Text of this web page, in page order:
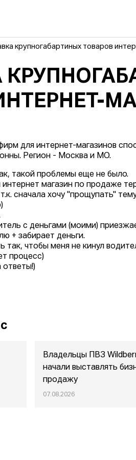
крупногабартиных товаров
для интернет-магазинов
Регион - Москва и МО.
такой проблемы еще не было.
магазин по продаже
сначала хочу "прощупать"
с деньгами (моими)
+ забирает деньги.
так, чтобы меня не кинул
процесс)
ответы!)
Владельцы ПВЗ
начали выставлять
продажу
07.08.2026